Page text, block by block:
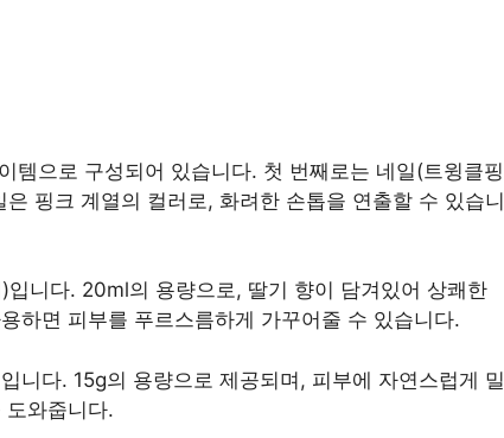
템으로 구성되어 있습니다. 첫 번째로는 네일(트윙클핑
핑크 계열의 컬러로, 화려한 손톱을 연출할 수 있습니
니다. 20ml의 용량으로, 딸기 향이 담겨있어 상쾌한
하면 피부를 푸르스름하게 가꾸어줄 수 있습니다.
니다. 15g의 용량으로 제공되며, 피부에 자연스럽게 밀
도와줍니다.